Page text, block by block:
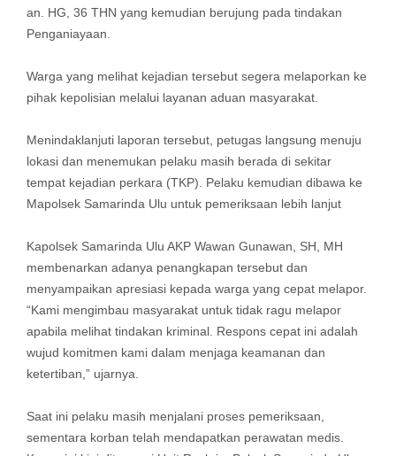
an. HG, 36 THN yang kemudian berujung pada tindakan
Penganiayaan.
Warga yang melihat kejadian tersebut segera melaporkan ke
pihak kepolisian melalui layanan aduan masyarakat.
Menindaklanjuti laporan tersebut, petugas langsung menuju
lokasi dan menemukan pelaku masih berada di sekitar
tempat kejadian perkara (TKP). Pelaku kemudian dibawa ke
Mapolsek Samarinda Ulu untuk pemeriksaan lebih lanjut
Kapolsek Samarinda Ulu AKP Wawan Gunawan, SH, MH
membenarkan adanya penangkapan tersebut dan
menyampaikan apresiasi kepada warga yang cepat melapor.
“Kami mengimbau masyarakat untuk tidak ragu melapor
apabila melihat tindakan kriminal. Respons cepat ini adalah
wujud komitmen kami dalam menjaga keamanan dan
ketertiban,” ujarnya.
Saat ini pelaku masih menjalani proses pemeriksaan,
sementara korban telah mendapatkan perawatan medis.